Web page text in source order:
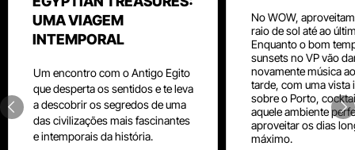
UMA VIAGEM
INTEMPORAL
Um encontro com oAntigo Egito
que desperta os sentidos e te leva
a descobrir os segredos de uma
das civilizações mais fascinantes
e intemporais da história.
No WOW,
raio de sol até ao
Enquanto o bom
sunsets no VP vão
novamente música
tarde, com uma vista
sobre o Porto,
aquele ambiente
aproveitar os dias
máximo.